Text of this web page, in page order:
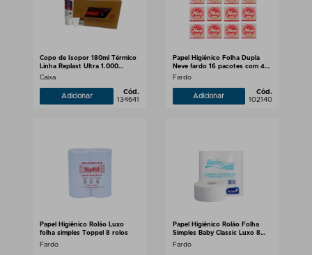
Copo de Isopor 180ml Térmico
Linha Replast Ultra 1.000
unidades
Caixa
Adicionar
Cód.
134641
Papel Higiênico Folha Dupla
Neve fardo 16 pacotes com 4
rolos 30 metros
Fardo
Adicionar
Cód.
102140
Papel Higiênico Rolão Luxo
folha simples Toppel 8 rolos
Fardo
Papel Higiênico Rolão Folha
Simples Baby Classic Luxo 8
rolos de 300m
Fardo